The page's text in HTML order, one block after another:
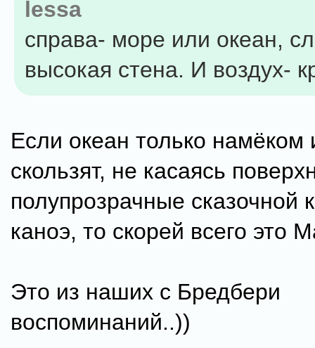
lessa
справа- море или океан,
высокая стена. И воздух-
Если океан только намёком
скользят, не касаясь
полупрозрачные сказочной
каноэ, то скорей всего это
Это из наших с Бредбери
воспоминаний..))